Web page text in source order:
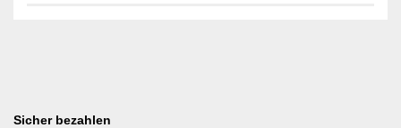
Sicher bezahlen